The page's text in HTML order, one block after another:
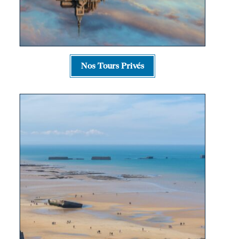
Nos Tours Privés